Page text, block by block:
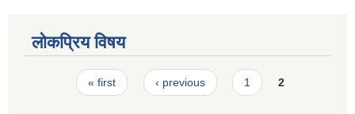
लोकप्रिय विषय
Pages« first ‹ previous 1 2